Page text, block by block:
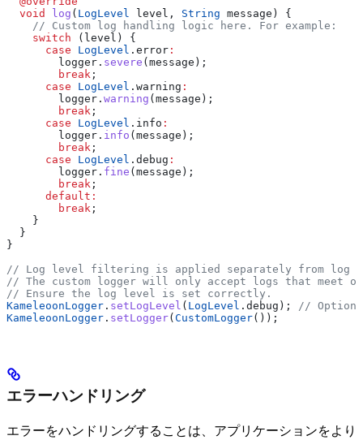
  void
log ( LogLevel level, String message) {
    // Custom log handling logic here. For example:
    switch
(level) {
      case
LogLevel .error :
        logger.
severe (message);
        break
;
      case
LogLevel .warning :
        logger.
warning (message);
        break
;
      case
LogLevel .info :
        logger.
info (message);
        break
;
      case
LogLevel .debug :
        logger.
fine (message);
        break
;
      default
:
        break
;
    }
  }
}
// Log level filtering is applied separately from log
// The custom logger will only accept logs that meet
// Ensure the log level is set correctly.
KameleoonLogger . setLogLevel ( LogLevel .debug);
//
KameleoonLogger . setLogger(CustomLogger());
エラーハンドリング
エラーをハンドリングすることは、アプリケーションをより